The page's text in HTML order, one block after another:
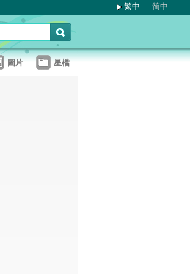
繁中 简中
圖片 星檔